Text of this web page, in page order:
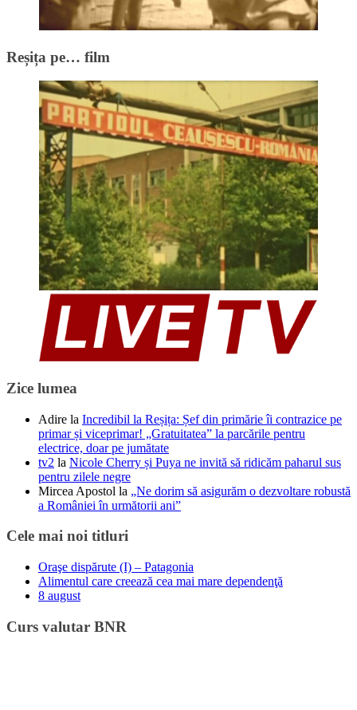
Reșița pe… film
Zice lumea
Adire la Incredibil la Reșița: Șef din primărie îi contrazice pe
primar și viceprimar! „Gratuitatea” la parcările pentru
electrice, doar pe jumătate
tv2 la Nicole Cherry și Puya ne invită să ridicăm paharul sus
pentru zilele negre
Mircea Apostol la „Ne dorim să asigurăm o dezvoltare robustă
a României în următorii ani”
Cele mai noi titluri
Oraşe dispărute (I) – Patagonia
Alimentul care creează cea mai mare dependenţă
8 august
Curs valutar BNR